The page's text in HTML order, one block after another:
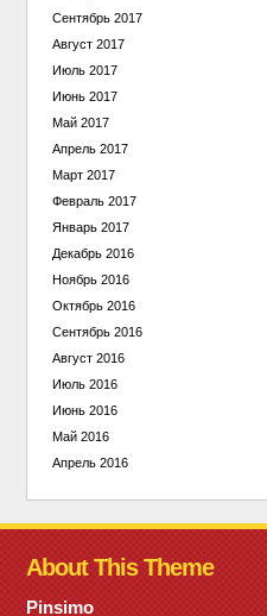
Сентябрь 2017
Август 2017
Июль 2017
Июнь 2017
Май 2017
Апрель 2017
Март 2017
Февраль 2017
Январь 2017
Декабрь 2016
Ноябрь 2016
Октябрь 2016
Сентябрь 2016
Август 2016
Июль 2016
Июнь 2016
Май 2016
Апрель 2016
About This Theme
Pinsimo